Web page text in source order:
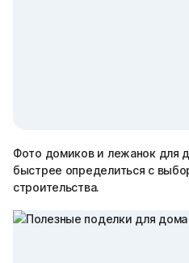
Фото домиков и лежанок для
быстрее определиться с
строительства.